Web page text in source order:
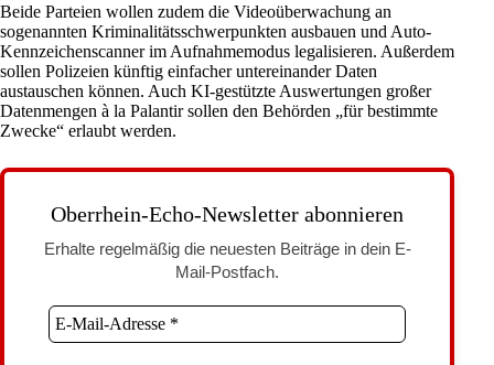
Beide Parteien wollen zudem die Videoüberwachung an
sogenannten Kriminalitätsschwerpunkten ausbauen und Auto-
Kennzeichenscanner im Aufnahmemodus legalisieren. Außerdem
sollen Polizeien künftig einfacher untereinander Daten
austauschen können. Auch KI-gestützte Auswertungen großer
Datenmengen à la Palantirsollen den Behörden „für bestimmte
Zwecke“ erlaubt werden.
Oberrhein-Echo-Newsletter abonnieren
Erhalte regelmäßig die neuesten Beiträge in dein E-
Mail-Postfach.